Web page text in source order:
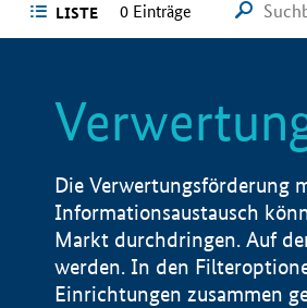
LISTE 0 Einträge
Die Verwertungsförderung
Informationsaustausch
Markt durchdringen. Auf
werden. In den
Einrichtungen zusammen